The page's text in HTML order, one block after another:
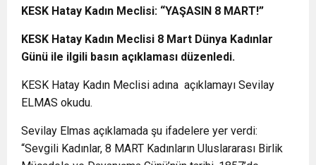
KESK Hatay Kadın Meclisi: “YAŞASIN 8 MART!”
KESK Hatay Kadın Meclisi 8 Mart Dünya Kadınlar
Günü ile ilgili basın açıklaması düzenledi.
KESK Hatay Kadın Meclisi adına açıklamayı Sevilay
ELMAS okudu.
Sevilay Elmas açıklamada şu ifadelere yer verdi:
“Sevgili Kadınlar, 8 MART Kadınların Uluslararası Birlik